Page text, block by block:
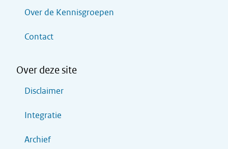
Over de Kennisgroepen
Contact
Over deze site
Disclaimer
Integratie
Archief